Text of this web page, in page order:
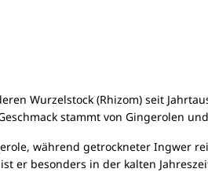
Wurzelstock (Rhizom) seit
stammt von Gingerolen
während getrockneter Ingwer
er besonders in der kalten